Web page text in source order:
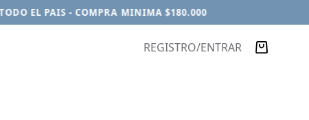
EL PAIS - COMPRA MINIMA $180.000
REGISTRO/ENTRAR
Carro